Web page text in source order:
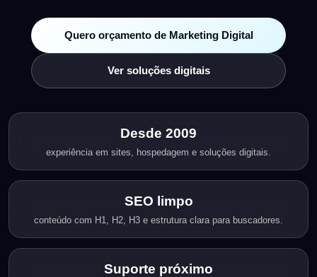
Quero orçamento de Marketing Digital
Ver soluções digitais
Desde 2009
experiência em sites, hospedagem e soluções digitais.
SEO limpo
conteúdo com H1, H2, H3 e estrutura clara para buscadores.
Suporte próximo